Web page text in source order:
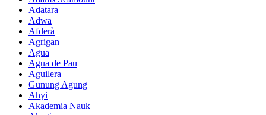
Adatara
Adwa
Afderà
Agrigan
Agua
Agua de Pau
Aguilera
Gunung Agung
Ahyi
Akademia Nauk